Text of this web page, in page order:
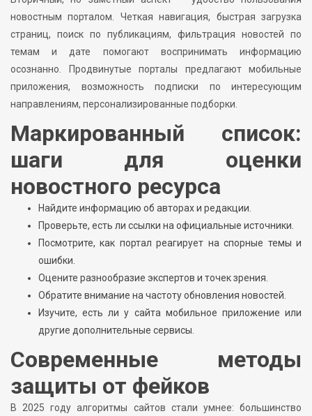
новостным порталом. Четкая навигация, быстрая загрузка
страниц, поиск по публикациям, фильтрация новостей по
темам и дате помогают воспринимать информацию
осознанно. Продвинутые порталы предлагают мобильные
приложения, возможность подписки по интересующим
направлениям, персонализированные подборки.
Маркированный список:
шаги для оценки
новостного ресурса
Найдите информацию об авторах и редакции.
Проверьте, есть ли ссылки на официальные источники.
Посмотрите, как портал реагирует на спорные темы и
ошибки.
Оцените разнообразие экспертов и точек зрения.
Обратите внимание на частоту обновления новостей.
Изучите, есть ли у сайта мобильное приложение или
другие дополнительные сервисы.
Современные методы
защиты от фейков
В 2025 году алгоритмы сайтов стали умнее: большинство